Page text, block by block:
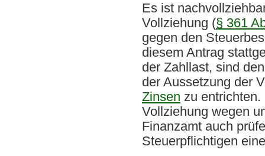
Es ist
Vollziehung (§ 361
gegen den
diesem Antrag
der Zahllast, sind
der Aussetzung der
Zinsen zu
Vollziehung wegen
Finanzamt auch
Steuerpflichtigen